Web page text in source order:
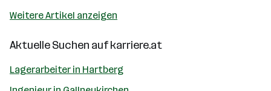
Weitere Artikel anzeigen
Aktuelle Suchen aufkarriere.at
Lagerarbeiter in Hartberg